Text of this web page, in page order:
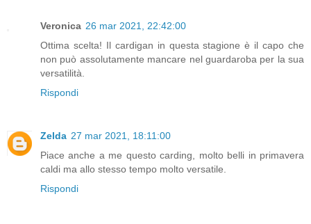
Veronica 26 mar 2021, 22:42:00
Ottima scelta! Il cardigan in questa stagione è il capo che
non può assolutamente mancare nel guardaroba per la sua
versatilità.
Rispondi
Zelda 27 mar 2021, 18:11:00
Piace anche a me questo carding, molto belli in primavera
caldi ma allo stesso tempo molto versatile.
Rispondi